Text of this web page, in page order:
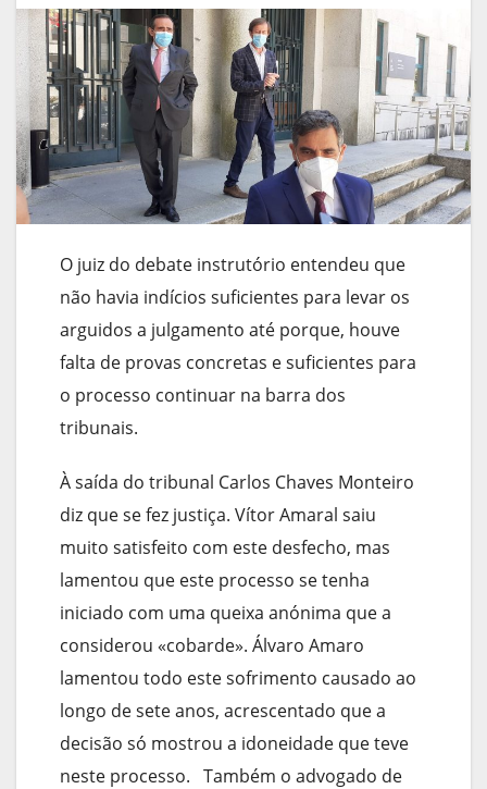
O juiz do debate instrutório entendeu que
não havia indícios suficientes para levar os
arguidos a julgamento até porque, houve
falta de provas concretas e suficientes para
o processo continuar na barra dos
tribunais.
À saída do tribunal Carlos Chaves Monteiro
diz que se fez justiça. Vítor Amaral saiu
muito satisfeito com este desfecho, mas
lamentou que este processo se tenha
iniciado com uma queixa anónima que a
considerou «cobarde». Álvaro Amaro
lamentou todo este sofrimento causado ao
longo de sete anos, acrescentado que a
decisão só mostrou a idoneidade que teve
neste processo. Também o advogado de